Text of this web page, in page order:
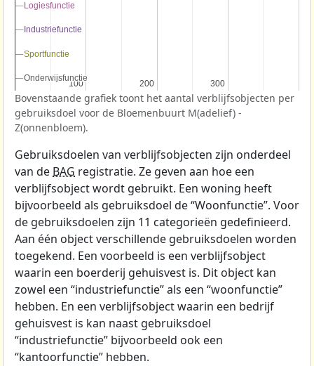
100
100 200
200 300
300
Logiesfunctie
Logiesfunctie
Industriefunctie
Industriefunctie
Sportfunctie
Sportfunctie
Onderwijsfunctie
Onderwijsfunctie
Bovenstaande grafiek toont het aantal verblijfsobjecten per
gebruiksdoel voor de Bloemenbuurt M(adelief) -
Z(onnenbloem).
Gebruiksdoelen van verblijfsobjecten zijn onderdeel
van de BAG registratie. Ze geven aan hoe een
verblijfsobject wordt gebruikt. Een woning heeft
bijvoorbeeld als gebruiksdoel de “Woonfunctie”. Voor
de gebruiksdoelen zijn 11 categorieën gedefinieerd.
Aan één object verschillende gebruiksdoelen worden
toegekend. Een voorbeeld is een verblijfsobject
waarin een boerderij gehuisvest is. Dit object kan
zowel een “industriefunctie” als een “woonfunctie”
hebben. En een verblijfsobject waarin een bedrijf
gehuisvest is kan naast gebruiksdoel
“industriefunctie” bijvoorbeeld ook een
“kantoorfunctie” hebben.